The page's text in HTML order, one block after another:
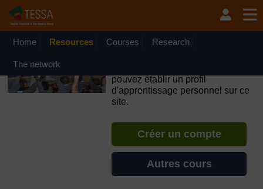
Passer au contenu principal
OpenLearn Create will be unavailable on Wednesday 12
August 2026 from 8am to 10.30am (GMT) due to routine
Home Resources Courses Research
The network
pouvez établir un profil
d'apprentissage personnel sur ce
site.
Créer un compte
Autres cours